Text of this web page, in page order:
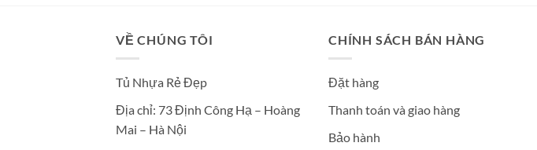
VỀ CHÚNG TÔI
Tủ Nhựa Rẻ Đẹp
Địa chỉ: 73 Định Công Hạ – Hoàng
Mai – Hà Nội
CHÍNH SÁCH BÁN HÀNG
Đặt hàng
Thanh toán và giao hàng
Bảo hành